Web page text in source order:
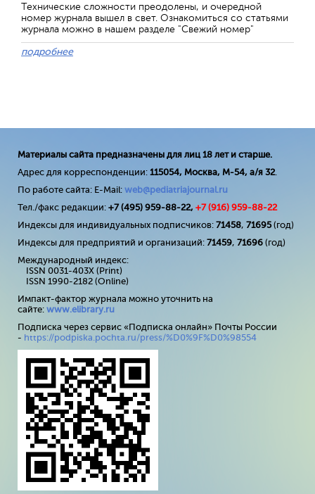
Технические сложности преодолены, и очередной
номер журнала вышел в свет. Ознакомиться со статьями
журнала можно в нашем разделе "Свежий номер"
подробнее
Материалы сайта предназначены для лиц 18 лет и старше.
Адрес для корреспонденции: 115054, Москва, М-54, а/я 32.
По работе сайта: E-Mail: web@pediatriajournal.ru
Тел./факс редакции: +7 (495) 959-88-22, +7 (916) 959-88-22
Индексы для индивидуальных подписчиков: 71458, 71695(год)
Индексы для предприятий и организаций: 71459, 71696 (год)
Международный индекс:
ISSN 0031-403X (Print)
ISSN 1990-2182 (Online)
Импакт-фактор журнала можно уточнить на
сайте: www.elibrary.ru
Подписка через сервис «Подписка онлайн» Почты России
- https://podpiska.pochta.ru/press/%D0%9F%D0%98554